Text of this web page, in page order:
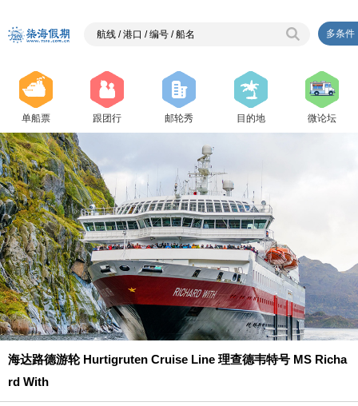
多条件
单船票 跟团行 邮轮秀 目的地 微论坛
海达路德游轮 Hurtigruten Cruise Line 理查德韦特号 MS Richa
rd With